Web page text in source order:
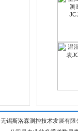
无锡斯洛森测控技术发展有